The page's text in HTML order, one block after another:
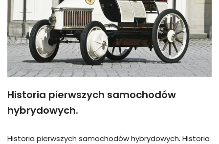
Historia pierwszych samochodów
hybrydowych.
Historia pierwszych samochodów hybrydowych. Historia